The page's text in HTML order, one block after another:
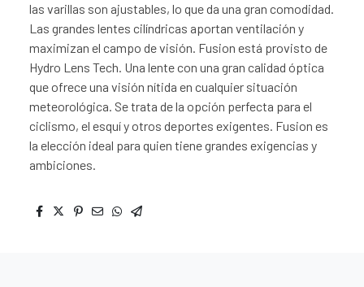
las varillas son ajustables, lo que da una gran comodidad.
Las grandes lentes cilíndricas aportan ventilación y
maximizan el campo de visión. Fusion está provisto de
Hydro Lens Tech. Una lente con una gran calidad óptica
que ofrece una visión nítida en cualquier situación
meteorológica. Se trata de la opción perfecta para el
ciclismo, el esquí y otros deportes exigentes. Fusion es
la elección ideal para quien tiene grandes exigencias y
ambiciones.